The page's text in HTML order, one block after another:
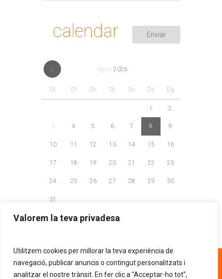
Valorem la teva privadesa
Utilitzem cookies per millorar la teva experiència de
navegació, publicar anuncis o contingut personalitzats i
analitzar el nostre trànsit. En fer clic a "Acceptar-ho tot",
calendar
agost 2026
Dl Dt Dc Dj Dv Ds Dg
1 2
3 4 5 6 7 8 9
10 11 12 13 14 15 16
17 18 19 20 21 22 23
24 25 26 27 28 29 30
31
93 268 81 30